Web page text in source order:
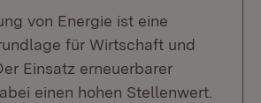
von Energie ist eine
für Wirtschaft und
Einsatz erneuerbarer
einen hohen Stellenwert.